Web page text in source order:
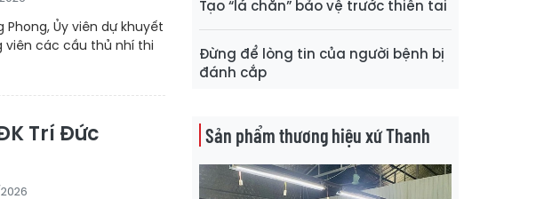
Ủy viên dự khuyết
viên các cầu thủ nhí thi
Trí Đức
Tạo “lá chắn” bảo vệ trước thiên tai
Đừng để lòng tin của người bệnh bị
đánh cắp
Sản phẩm thương hiệu xứ Thanh